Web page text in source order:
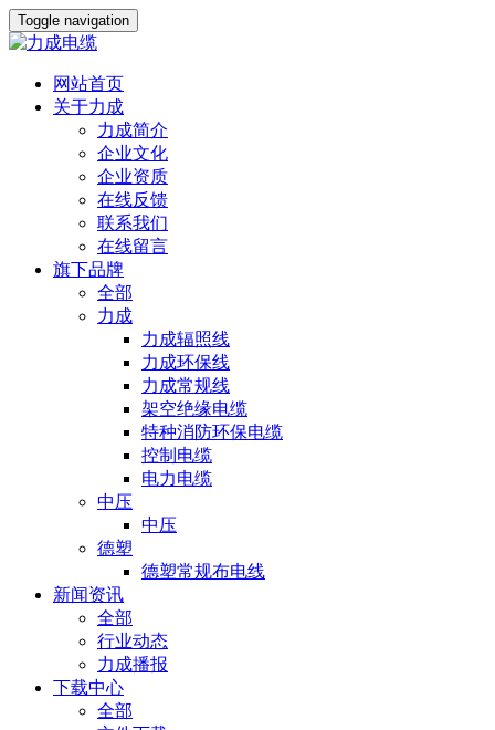
Toggle navigation
网站首页
关于力成
力成简介
企业文化
企业资质
在线反馈
联系我们
在线留言
旗下品牌
全部
力成
力成辐照线
力成环保线
力成常规线
架空绝缘电缆
特种消防环保电缆
控制电缆
电力电缆
中压
中压
德塑
德塑常规布电线
新闻资讯
全部
行业动态
力成播报
下载中心
全部